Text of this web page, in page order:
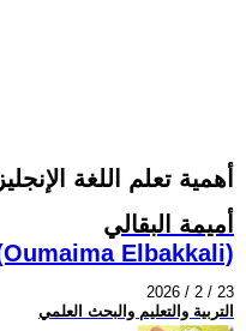
أهمية تعلم اللغة
أميمة البقالي
Elbakkali)
2026 / 2 / 23
التربية والتعليم والبحث العلمي